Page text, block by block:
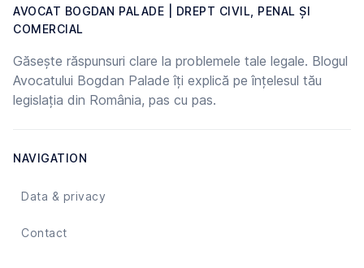
AVOCAT BOGDAN PALADE | DREPT CIVIL, PENAL ȘI
COMERCIAL
Găsește răspunsuri clare la problemele tale legale. Blogul
Avocatului Bogdan Palade îți explică pe înțelesul tău
legislația din România, pas cu pas.
NAVIGATION
Data & privacy
Contact